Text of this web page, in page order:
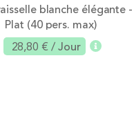
blanche élégante -
Plat (40 pers. max)
28,80 € / Jour